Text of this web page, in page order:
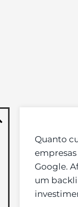
Quanto
Google.
um